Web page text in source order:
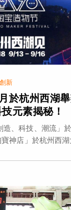
新
於杭州西湖
元素揭秘！
造、科技、潮流」
神店」於杭州西